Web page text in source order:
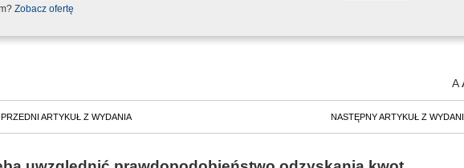
Zobacz ofertę
A
ARTYKUŁ Z WYDANIA NASTĘPNY ARTYKUŁ Z